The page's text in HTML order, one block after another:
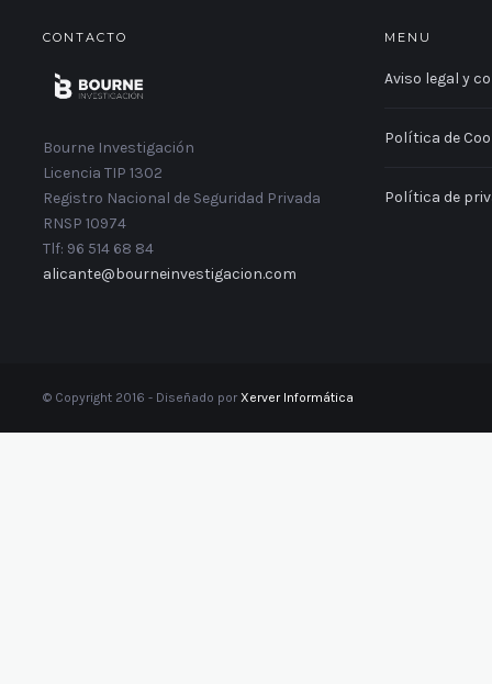
CONTACTO
Bourne Investigación
Licencia TIP 1302
Registro Nacional de Seguridad Privada
RNSP 10974
Tlf: 96 514 68 84
alicante@bourneinvestigacion.com
MENU
Aviso legal y
Política de
Política de
© Copyright 2016 - Diseñado porXerver Informática